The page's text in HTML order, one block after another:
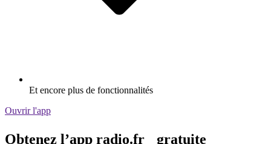
Et encore plus de fonctionnalités
Ouvrir l'app
Obtenez l’app radio.fr gratuite